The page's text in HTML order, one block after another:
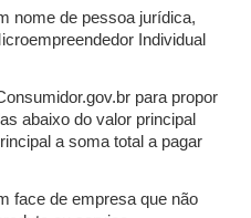
nome de pessoa jurídica,
Individual
para propor
abaixo do valor principal
a soma total a pagar
face de empresa que não